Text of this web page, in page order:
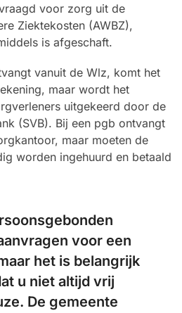
voor zorg uit de
Ziektekosten (AWBZ),
is afgeschaft.
vanuit de Wlz, komt het
maar wordt het
uitgekeerd door de
(SVB). Bij een pgb ontvangt
maar moeten de
worden ingehuurd en betaald
voor een
het is belangrijk
u niet altijd vrij
De gemeente